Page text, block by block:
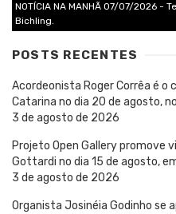
NOTÍCIA NA MANHÃ 07/07/2026 -
Bichling.
POSTS RECENTES
Acordeonista Roger Corrêa é o
Catarina no dia 20 de agosto,
3 de agosto de 2026
Projeto Open Gallery promove
Gottardi no dia 15 de agosto,
3 de agosto de 2026
Organista Josinéia Godinho se